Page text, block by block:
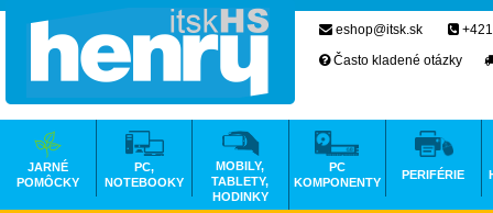
eshop@itsk.sk
Často kladené otázky
JARNÉ
POMÔCKY
PC,
NOTEBOOKY
MOBILY,
TABLETY,
HODINKY
PC
KOMPONENTY
PERIFÉRIE